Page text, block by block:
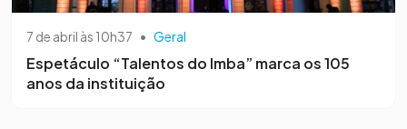
7 de abril às 10h37 • Geral
Espetáculo “Talentos do Imba” marca os 105
anos da instituição